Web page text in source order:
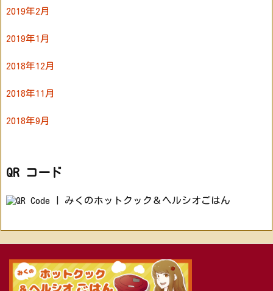
2019年2月
2019年1月
2018年12月
2018年11月
2018年9月
QR コード